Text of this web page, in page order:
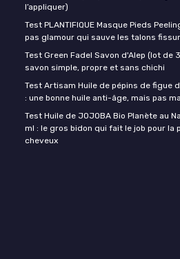
l’appliquer)
Test PLANTIFIQUE Masque Pieds
pas glamour qui sauve les talons
Test Green Fadel Savon d'Alep (lot de
savon simple, propre et sans chichi
Test Artisam Huile de pépins de figue
: une bonne huile anti-âge, mais pas
Test Huile de JOJOBA Bio Planète au
ml : le gros bidon qui fait le job pour la
cheveux